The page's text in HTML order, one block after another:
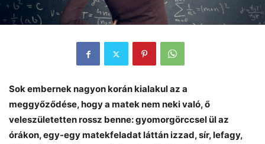
Sok embernek nagyon korán kialakul az a
meggyőződése, hogy a matek nem neki való, ő
veleszületetten rossz benne: gyomorgörccsel ül az
órákon, egy-egy matekfeladat láttán izzad, sír, lefagy,